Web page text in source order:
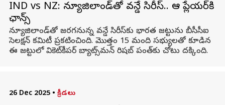
IND vs NZ: న్యూజిలాండ్‌తో వన్డే సిరీస్.. ఆ ప్లేయర్‌కి
ఛాన్స్
న్యూజిలాండ్‌తో జరగనున్న వన్డే సిరీస్‌కు భారత జట్టును బీసీసీఐ
సెలక్షన్ కమిటీ ప్రకటించింది. మొత్తం 15 మంది సభ్యులతో కూడిన
ఈ జట్టులో వికెట్‌కీపర్ బ్యాట్స్‌మన్‌ రిషబ్ పంత్‌కు చోటు దక్కింది.
26 Dec 2025 • క్రీడలు